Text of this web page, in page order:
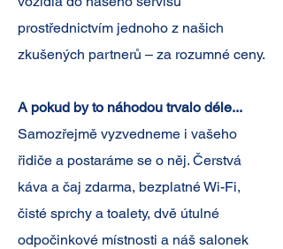
prostřednictvím jednoho z našich
zkušených partnerů – za rozumné ceny.
A pokud by to náhodou trvalo déle...
Samozřejmě vyzvedneme i vašeho
řidiče a postaráme se o něj. Čerstvá
káva a čaj zdarma, bezplatné Wi-Fi,
čisté sprchy a toalety, dvě útulné
odpočinkové místnosti a náš salonek